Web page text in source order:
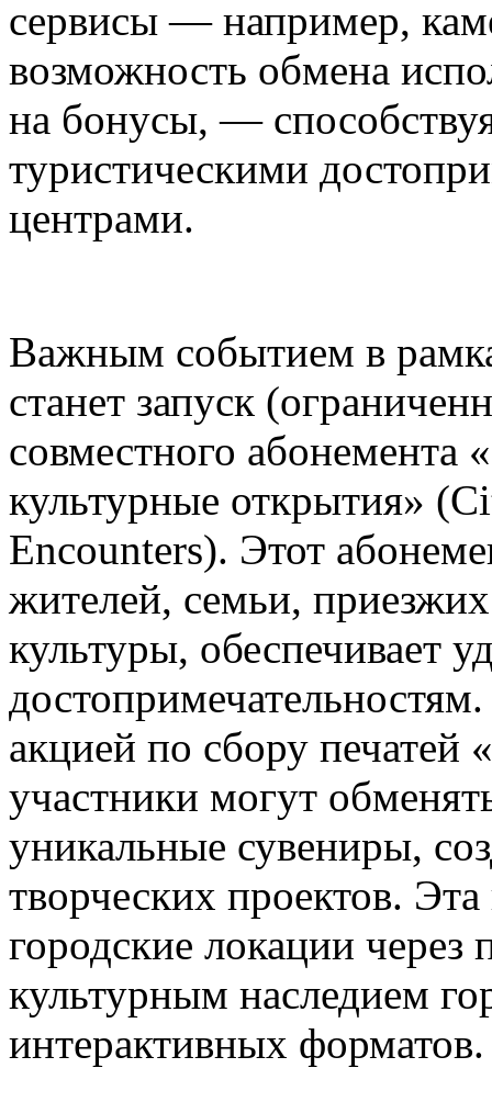
сервисы — например,
возможность обмена
на бонусы, —
туристическими
центрами.
Важным событием в
станет запуск
совместного абонемента
культурные открытия»
Encounters). Этот
жителей, семьи,
культуры, обеспечивает
акцией по сбору печатей
участники могут
уникальные сувениры,
творческих проектов.
городские локации через
культурным наследием
интерактивных форматов.